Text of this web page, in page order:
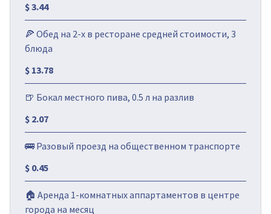
$ 3.44
🍕 Обед на 2-х в ресторане средней стоимости, 3
блюда
$ 13.78
🍺 Бокал местного пива, 0.5 л на разлив
$ 2.07
🚌 Разовый проезд на общественном транспорте
$ 0.45
🏠 Аренда 1-комнатных аппартаментов в центре
города на месяц